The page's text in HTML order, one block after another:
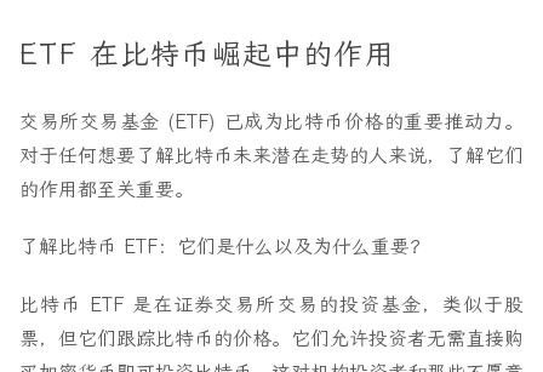
ETF 在比特币崛起中的作用
交易所交易基金 (ETF) 已成为比特币价格的重要推动力。
对于任何想要了解比特币未来潜在走势的人来说，了解它们
的作用都至关重要。
了解比特币 ETF：它们是什么以及为什么重要？
比特币 ETF 是在证券交易所交易的投资基金，类似于股
票，但它们跟踪比特币的价格。它们允许投资者无需直接购